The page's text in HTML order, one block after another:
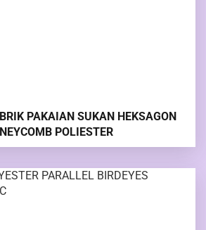
PAKAIAN SUKAN HEKSAGON
POLIESTER